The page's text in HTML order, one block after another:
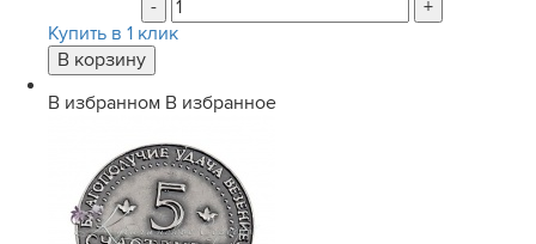
-
+
Купить в 1 клик
В избранном В избранное